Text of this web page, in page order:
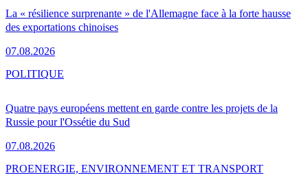
La « résilience surprenante » de l'Allemagne face à la forte hausse
des exportations chinoises
07.08.2026
Quatre pays européens mettent en garde contre les projets de la
Russie pour l'Ossétie du Sud
07.08.2026
POLITIQUE
PROENERGIE, ENVIRONNEMENT ET TRANSPORT